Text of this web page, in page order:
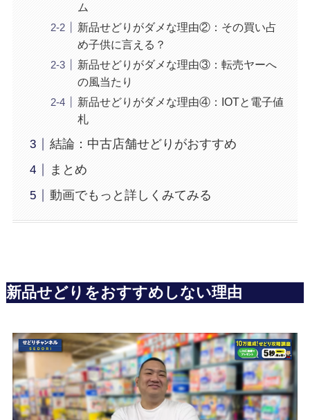
ム
新品せどりがダメな理由②：その買い占
め子供に言える？
新品せどりがダメな理由③：転売ヤーへ
の風当たり
新品せどりがダメな理由④：IOTと電子値
札
結論：中古店舗せどりがおすすめ
まとめ
動画でもっと詳しくみてみる
新品せどりをおすすめしない理由